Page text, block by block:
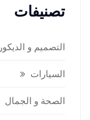
تصنيفات
التصميم و الديكور
السيارات
الصحة و الجمال